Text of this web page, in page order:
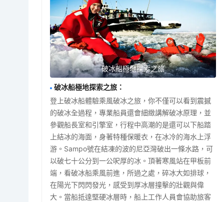
破冰船極地探索之旅
破冰船極地探索之旅 ：
登上破冰船體驗乘風破冰之旅，你不僅可以看到震撼
的破冰全過程，專業船員還會細緻講解破冰原理，並
參觀船長室和引擎室，行程中高潮的是還可以下船踏
上結冰的海面，身著特種保暖衣，在冰冷的海水上浮
游。Sampo號在結凍的波的尼亞灣破出一條水路，可
以破七十公分到一公呎厚的冰。頂著寒風站在甲板前
端，看破冰船乘風前進，所過之處，碎冰大如排球，
在陽光下閃閃發光，感受到厚冰層撞擊的壯觀與偉
大。當船抵達堅硬冰層時，船上工作人員會協助旅客